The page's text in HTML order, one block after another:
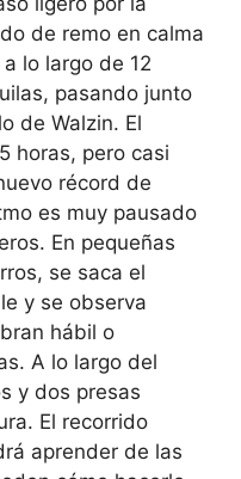
de remo en calma
lo largo de 12
pasando junto
de Walzin. El
horas, pero casi
récord de
es muy pausado
En pequeñas
se saca el
y se observa
hábil o
A lo largo del
y dos presas
El recorrido
aprender de las